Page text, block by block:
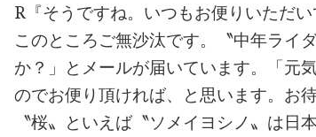
R『そうですね。いつもお便りいただ
このところご無沙汰です。〝中年ライ
か？」とメールが届いています。「元
のでお便り頂ければ、と思います。お
〝桜〟といえば〝ソメイヨシノ〟は日